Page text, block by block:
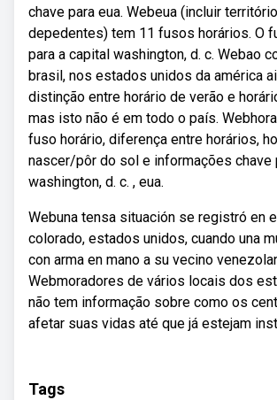
chave para eua. Webeua (incluir
depedentes) tem 11 fusos horários. O
para a capital washington, d. c. Webao
brasil, nos estados unidos da américa
distinção entre horário de verão e
mas isto não é em todo o país.
fuso horário, diferença entre horários,
nascer/pôr do sol e informações chave
washington, d. c. , eua.
Webuna tensa situación se registró en
colorado, estados unidos, cuando una
con arma en mano a su vecino
Webmoradores de vários locais dos
não tem informação sobre como os
afetar suas vidas até que já estejam
Tags